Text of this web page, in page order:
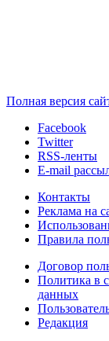
Полная версия
Facebook
Twitter
RSS-ленты
E-mail
Контакты
Реклама на
Правила
Договор
Политика в
данных
Редакция